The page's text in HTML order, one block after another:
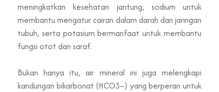
meningkatkan kesehatan jantung, sodium untuk
membantu mengatur cairan dalam darah dan jaringan
tubuh, serta potasium bermanfaat untuk membantu
fungsi otot dan saraf.
Bukan hanya itu, air mineral ini juga melengkapi
kandungan bikarbonat (HCO3–) yang berperan untuk